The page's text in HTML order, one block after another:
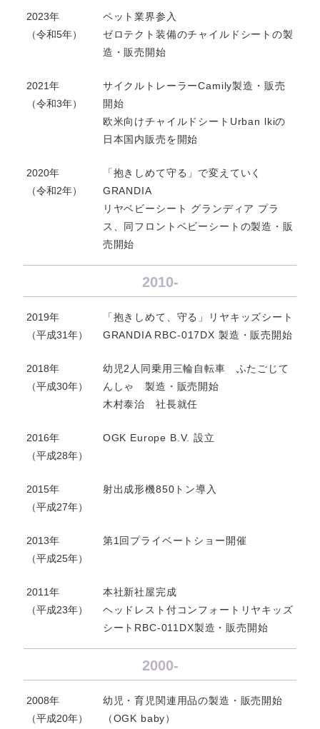
2023年
（令和5年）
ペット業界参入
ゼロテクト装備のチャイルドシートの製
造・販売開始
2021年
（令和3年）
サイクルトレーラーCamily製造・販売
開始
欧米向けチャイルドシートUrban lkiの
日本国内販売を開始
2020年
（令和2年）
「抱きしめて守る」で変えていく
GRANDIA
リヤベビーシート グランディア プラ
ス、同フロントベビーシートの製造・販
売開始
2010-
2019年
（平成31年）
「抱きしめて、守る」リヤキッズシート
GRANDIA RBC-017DX 製造・販売開始
2018年
（平成30年）
幼児2人同乗用三輪自転車 ふたごじて
んしゃ 製造・販売開始
木村泰治 社長就任
2016年
（平成28年）
OGK Europe B.V. 設立
2015年
（平成27年）
射出成形機850トン導入
2013年
（平成25年）
第1回プライベートショー開催
2011年
（平成23年）
本社新社屋完成
ヘッドレスト付コンフォートリヤキッズ
シートRBC-011DX製造・販売開始
2000-
2008年
（平成20年）
幼児・育児関連用品の製造・販売開始
（OGK baby）